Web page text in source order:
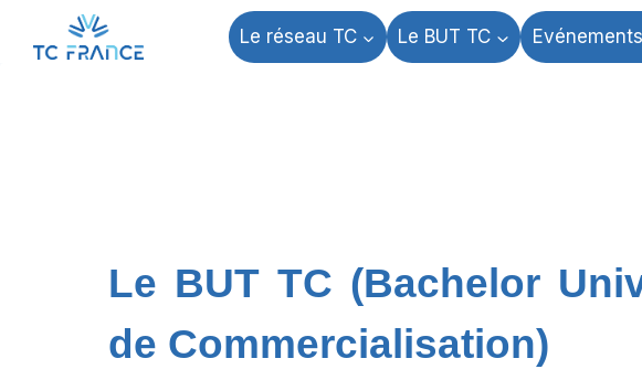
Le réseau TC Le BUT TC Evénements
Le BUT TC (Bachelor
de Commercialisation)